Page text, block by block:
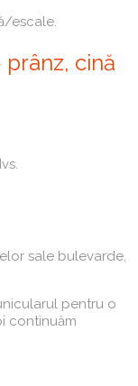
escale.
prânz, cină
sale bulevarde,
pentru o
continuăm